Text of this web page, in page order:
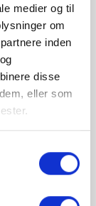
medier og til
om
inden
disse
eller som